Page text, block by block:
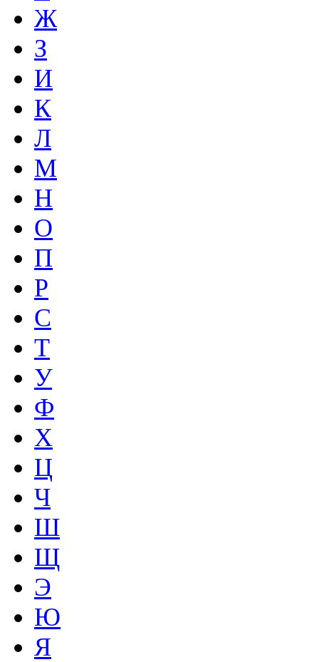
Ж
З
И
К
Л
М
Н
О
П
Р
С
Т
У
Ф
Х
Ц
Ч
Ш
Щ
Э
Ю
Я